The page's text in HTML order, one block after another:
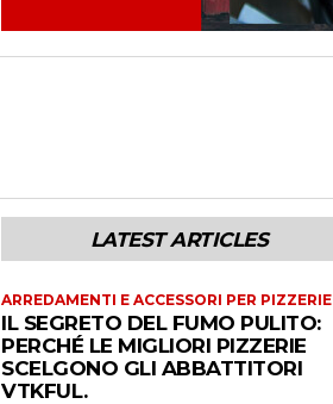
LATEST ARTICLES
ARREDAMENTI E ACCESSORI PER PIZZERIE
IL SEGRETO DEL FUMO PULITO:
PERCHÉ LE MIGLIORI PIZZERIE
SCELGONO GLI ABBATTITORI
VTKFUL.